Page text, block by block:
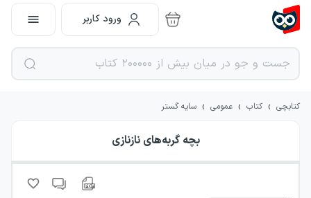
ورود کاربر
کتابچی › کتاب › عمومی › سایه گستر
بچه گربه‌های نازنازی